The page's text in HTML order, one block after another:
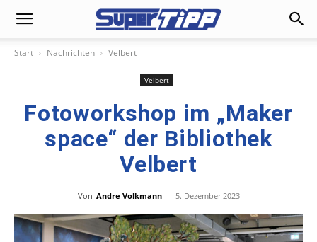
Start Nachrichten Velbert
Velbert
Fotoworkshop im „Maker
space“ der Bibliothek
Velbert
Von Andre Volkmann - 5. Dezember 2023